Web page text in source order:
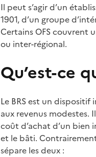
Il peut s’agir d’un
1901, d’un groupe
Certains OFS couvrent
ou inter-régional.
Qu’est-ce
Le BRS est un
aux revenus modestes.
coût d’achat d’un
et le bâti.
sépare les deux :